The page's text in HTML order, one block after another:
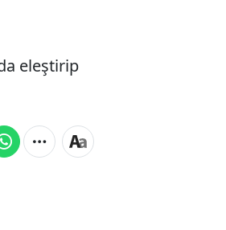
eleştirip